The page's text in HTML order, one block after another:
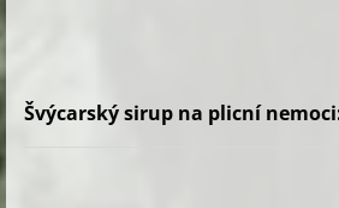
Švýcarský sirup na plicní